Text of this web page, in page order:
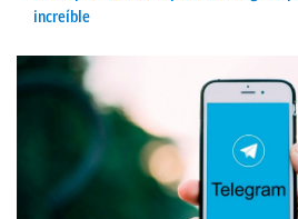
increíble